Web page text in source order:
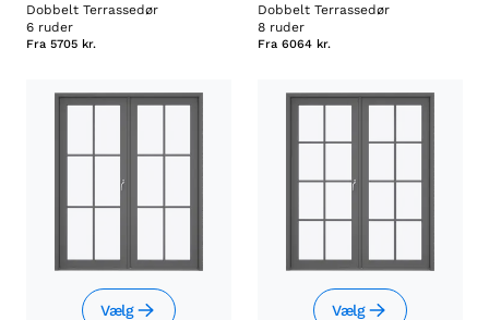
Dobbelt Terrassedør
6 ruder
Fra 5705 kr.
Dobbelt Terrassedør
8 ruder
Fra 6064 kr.
Vælg Vælg